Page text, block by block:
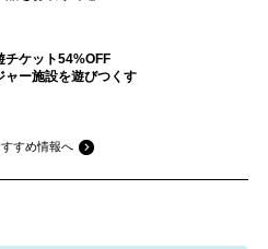
チケット54%OFF
ャー施設を遊びつくす
すめ情報へ